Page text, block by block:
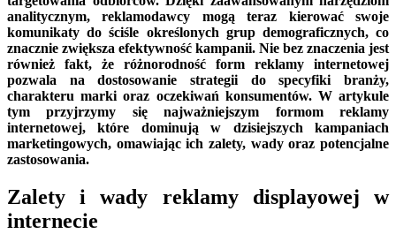
analitycznym, reklamodawcy mogą teraz kierować swoje
komunikaty do ściśle określonych grup demograficznych, co
znacznie zwiększa efektywność kampanii. Nie bez znaczenia jest
również fakt, że różnorodność form reklamy internetowej
pozwala na dostosowanie strategii do specyfiki branży,
charakteru marki oraz oczekiwań konsumentów. W artykule
tym przyjrzymy się najważniejszym formom reklamy
internetowej, które dominują w dzisiejszych kampaniach
marketingowych, omawiając ich zalety, wady oraz potencjalne
zastosowania.
Zalety i wady reklamy displayowej w
internecie